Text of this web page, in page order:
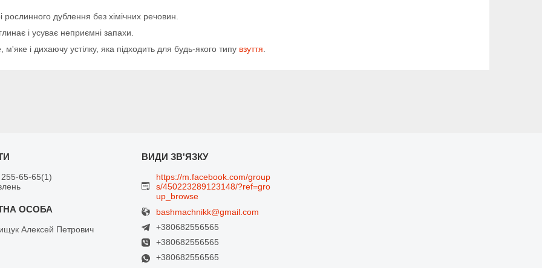
рослинного дублення без хімічних речовин.
і усуває неприємні запахи.
і дихаючу устілку, яка підходить для будь-якого типу взуття
65-65 1
Алексей Петрович
https://m.facebook.com/group
s/450223289123148/?ref=gro
up_browse
bashmachnikk@gmail.com
+380682556565
+380682556565
+380682556565